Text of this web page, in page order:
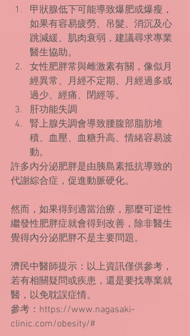
甲狀腺低下可能導致爆肥或爆瘦，
如果有容易疲勞、吊髮、消沉及心
跳減緩、肌肉衰弱，建議尋求專業
醫生協助。
女性肥胖常與雌激素有關，像似月
經異常、月經不定期、月經過多或
過少、經痛、閉經等。
肝功能失調
腎上腺失調會導致腰腹部脂肪堆
積、血壓、血糖升高、情緒容易波
動。
許多內分泌肥胖是由胰島素抵抗導致的
代謝綜合症，促進動脈硬化。
然而，如果得到適當治療，那麼可逆性
繼發性肥胖症就會得到改善，除非醫生
覺得內分泌肥胖不是主要問題。
濟民中醫師提示：以上資訊僅供參考，
若有相關疑問或疾患，還是要找專業就
醫，以免耽誤症情。
參考：https://www.nagasaki-
clinic.com/obesity/#